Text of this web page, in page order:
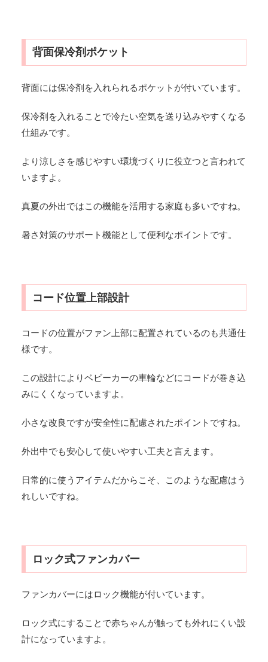
背面保冷剤ポケット
背面には保冷剤を入れられるポケットが付いています。
保冷剤を入れることで冷たい空気を送り込みやすくなる
仕組みです。
より涼しさを感じやすい環境づくりに役立つと言われて
いますよ。
真夏の外出ではこの機能を活用する家庭も多いですね。
暑さ対策のサポート機能として便利なポイントです。
コード位置上部設計
コードの位置がファン上部に配置されているのも共通仕
様です。
この設計によりベビーカーの車輪などにコードが巻き込
みにくくなっていますよ。
小さな改良ですが安全性に配慮されたポイントですね。
外出中でも安心して使いやすい工夫と言えます。
日常的に使うアイテムだからこそ、このような配慮はう
れしいですね。
ロック式ファンカバー
ファンカバーにはロック機能が付いています。
ロック式にすることで赤ちゃんが触っても外れにくい設
計になっていますよ。